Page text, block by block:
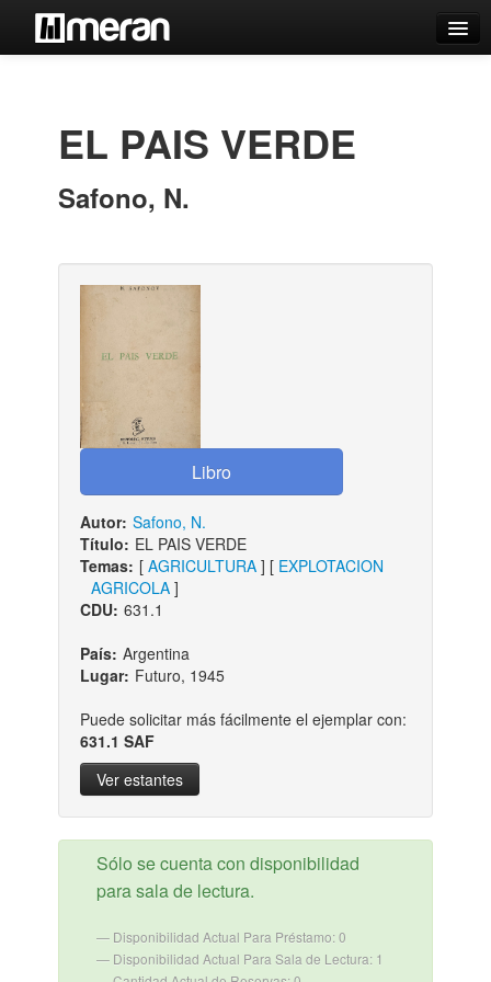
Estantes Virtuales
Contacto
Iniciar sesión
EL PAIS VERDE
Safono, N.
Autor: Safono, N.
Título: EL PAIS VERDE
Temas: [ AGRICULTURA] [ EXPLOTACION
AGRICOLA]
CDU: 631.1
País: Argentina
Lugar: Futuro, 1945
Puede solicitar más fácilmente el ejemplar con:
631.1 SAF
Ver estantes
Sólo se cuenta con disponibilidad
para sala de lectura.
Disponibilidad Actual Para Préstamo: 0
Disponibilidad Actual Para Sala de Lectura: 1